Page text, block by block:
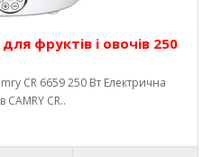
фруктів і овочів 250
CR 6659 250 Вт Електрична
CR..